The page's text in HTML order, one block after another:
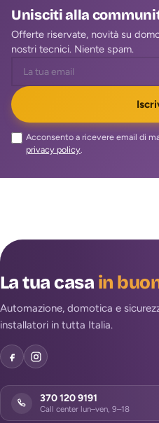
Unisciti alla
Offerte riservate, novità su
nostri tecnici. Niente spam.
Acconsento a ricevere email di
privacy policy.
La tua casain
Automazione, domotica e
installatori in tutta Italia.
370 120 9191
Call center lun–ven, 9–18